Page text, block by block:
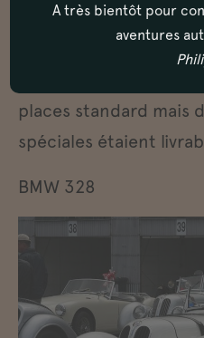
fut arrêtée en 1940,
complètes et 69
places standard mais
spéciales étaient
BMW 328
A très bientôt pour
aventures